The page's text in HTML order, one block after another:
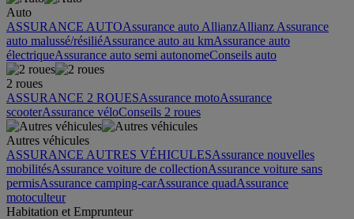
Auto
ASSURANCE AUTOAssurance auto AllianzAllianz Assurance
auto malussé/résiliéAssurance auto au kmAssurance auto
électriqueAssurance auto semi autonomeConseils auto
2 roues
ASSURANCE 2 ROUESAssurance motoAssurance
scooterAssurance véloConseils 2 roues
Autres véhicules
ASSURANCE AUTRES VÉHICULESAssurance nouvelles
mobilitésAssurance voiture de collectionAssurance voiture sans
permisAssurance camping-carAssurance quadAssurance
motoculteur
Habitation et Emprunteur